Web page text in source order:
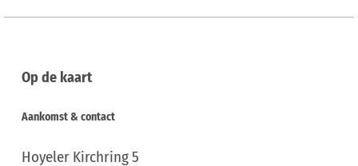
Op de kaart
Aankomst & contact
Hoyeler Kirchring 5